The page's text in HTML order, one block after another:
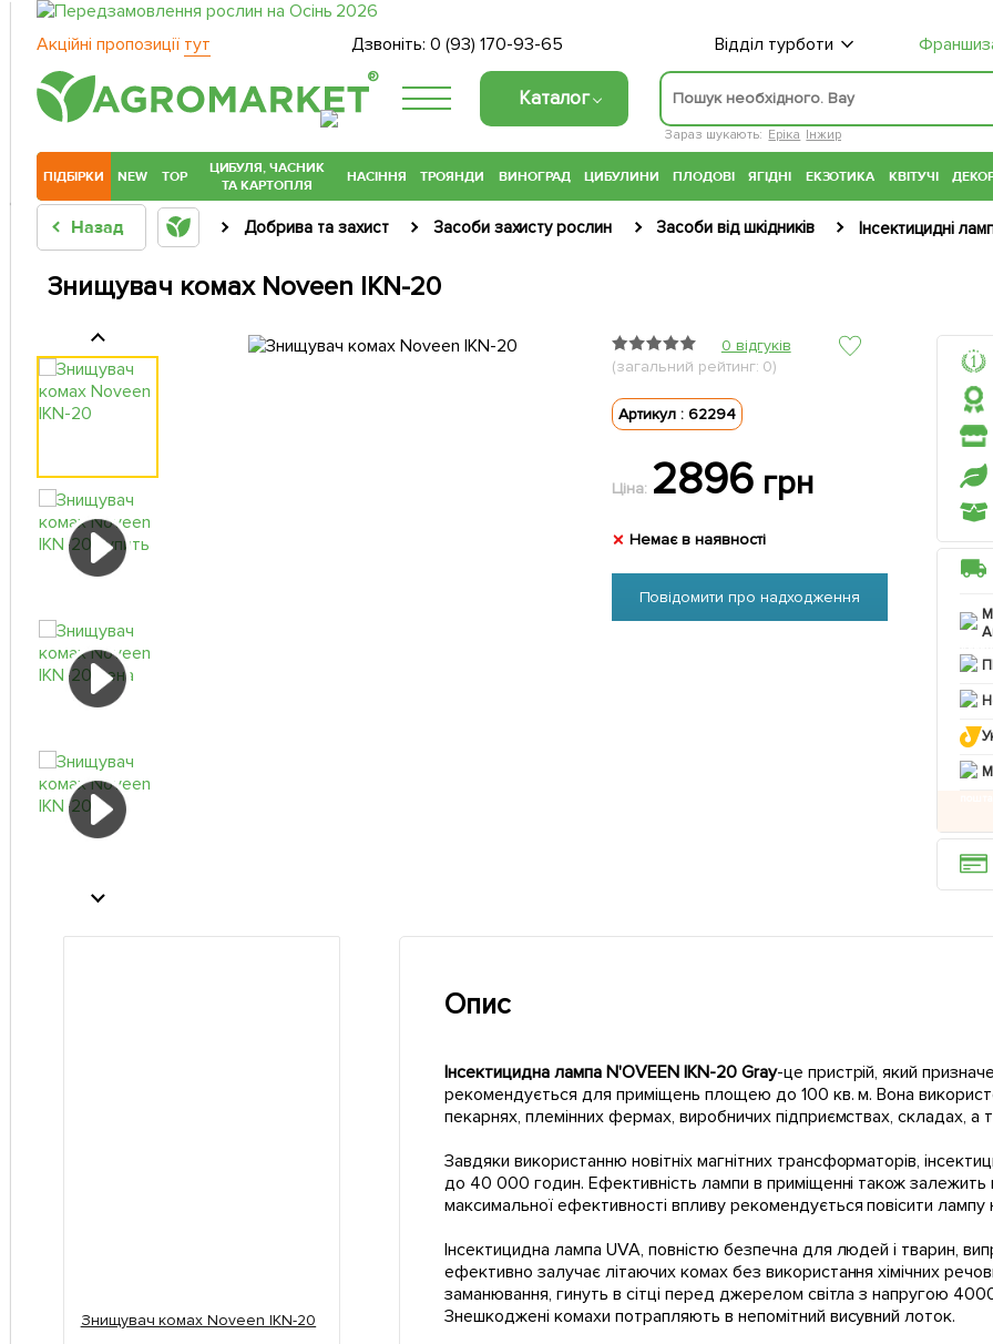
Акційні пропозиції тут Дзвоніть: 0 (93) 170-93-65 Відділ турботи
®
Каталог
Зараз шукають: Еріка Інжир
ПІДБІРКИ NEW TOP
ЦИБУЛЯ, ЧАСНИК
ТА КАРТОПЛЯ
НАСІННЯ ТРОЯНДИ ВИНОГРАД ЦИБУЛИНИ ПЛОДОВІ ЯГІДНІ ЕКЗОТИКА КВІТУЧІ
Назад Добрива та захист Засоби захисту рослин Засоби від шкідників Інсектицидні
Знищувач комах Noveen IKN-20
0 відгуків
(загальний рейтинг: 0)
Артикул : 62294
Ціна: 2896 грн
Немає в наявності
Повідомити про надходження
Знищувач комах Noveen IKN-20
Опис
Інсектицидна лампа N'OVEEN IKN-20 Gray-це пристрій, який
рекомендується для приміщень площею до 100 кв. м. Вона
пекарнях, племінних фермах, виробничих підприємствах, складах, а
Завдяки використанню новітніх магнітних трансформаторів,
до 40 000 годин. Ефективність лампи в приміщенні також залежить
максимальної ефективності впливу рекомендується повісити лампу
Інсектицидна лампа UVA, повністю безпечна для людей і тварин,
ефективно залучає літаючих комах без використання хімічних
заманювання, гинуть в сітці перед джерелом світла з напругою
Знешкоджені комахи потрапляють в непомітний висувний лоток.